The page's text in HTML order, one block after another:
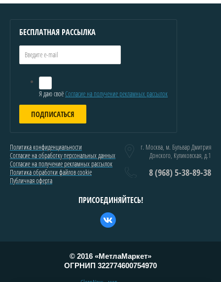
БЕСПЛАТНАЯ РАССЫЛКА
Я даю своёСогласие на получение рекламных рассылок
ПОДПИСАТЬСЯ
Политика конфиденциальности
Согласие на обработку персональных данных
Согласие на получение рекламных рассылок
Политика обработки файлов cookie
Публичная оферта
г. Москва, м. Бульвар Дмитрия
Донского, Куликовская, д.1
8 (968) 5-38-89-38
ПРИСОЕДИНЯЙТЕСЬ!
© 2016 «МетлаМаркет»
ОГРНИП 322774600754970